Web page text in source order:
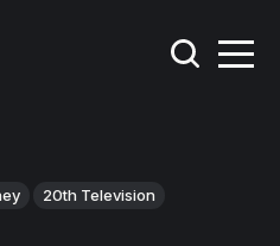
20th Television